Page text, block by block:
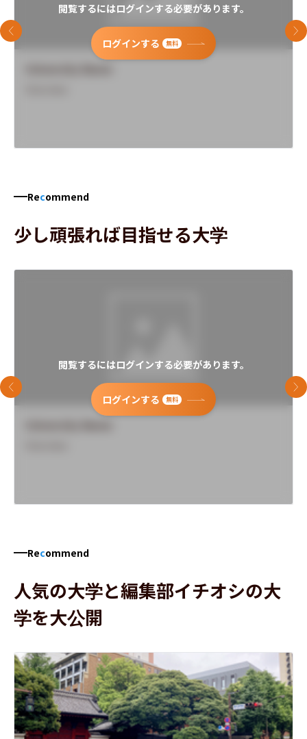
閲覧するにはログインする必要があります。
ログインする 無料
前のスライド 次
Recommend
少し頑張れば目指せる大学
閲覧するにはログインする必要があります。
ログインする 無料
前のスライド 次
Recommend
人気の大学と編集部イチオシの大
学を大公開